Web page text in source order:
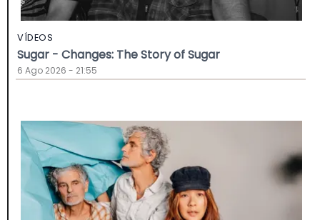
VÍDEOS
Sugar - Changes: The Story of Sugar
6 Ago 2026 - 21:55